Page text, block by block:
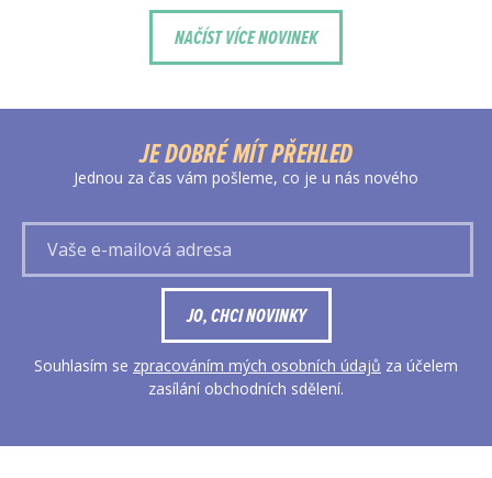
NAČÍST VÍCE NOVINEK
JE DOBRÉ MÍT PŘEHLED
Jednou za čas vám pošleme, co je u nás nového
mailová
JO, CHCI NOVINKY
Souhlasím se zpracováním mých osobních údajů za účelem
zasílání obchodních sdělení.